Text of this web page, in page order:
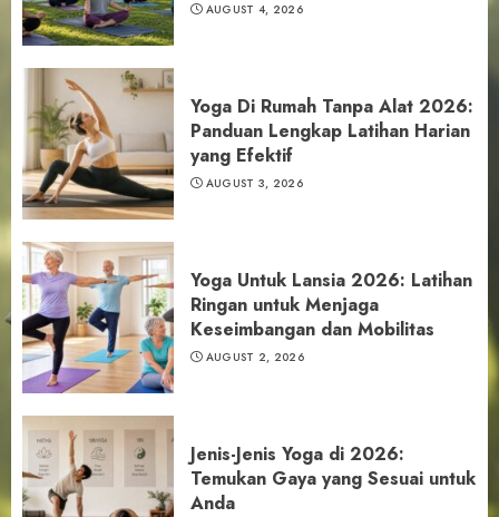
AUGUST 4, 2026
Yoga Di Rumah Tanpa Alat 2026:
Panduan Lengkap Latihan Harian
yang Efektif
AUGUST 3, 2026
Yoga Untuk Lansia 2026: Latihan
Ringan untuk Menjaga
Keseimbangan dan Mobilitas
AUGUST 2, 2026
Jenis-Jenis Yoga di 2026:
Temukan Gaya yang Sesuai untuk
Anda